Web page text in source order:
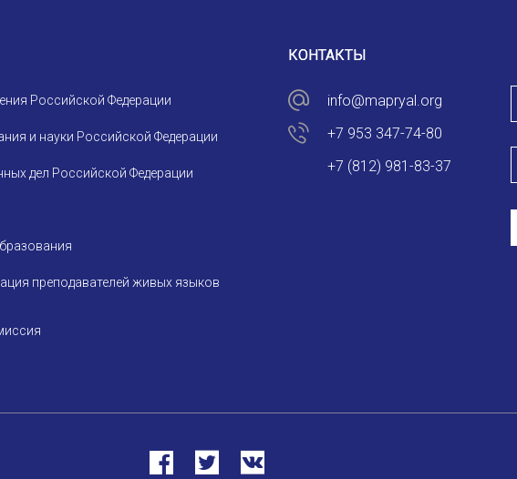
КОНТАКТЫ
info@mapryal.org
+7 953 347-74-80
+7 (812) 981-83-37
Российской Федерации
и науки Российской Федерации
дел Российской Федерации
преподавателей живых языков